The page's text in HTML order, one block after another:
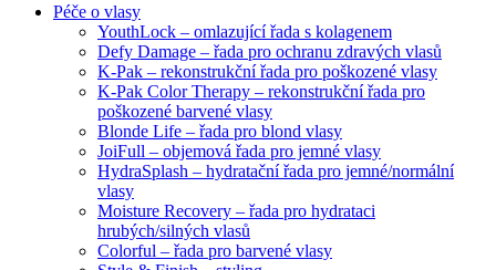
Péče o vlasy
YouthLock – omlazující řada s kolagenem
Defy Damage – řada pro ochranu zdravých vlasů
K-Pak – rekonstrukční řada pro poškozené vlasy
K-Pak Color Therapy – rekonstrukční řada pro
poškozené barvené vlasy
Blonde Life – řada pro blond vlasy
JoiFull – objemová řada pro jemné vlasy
HydraSplash – hydratační řada pro jemné/normální
vlasy
Moisture Recovery – řada pro hydrataci
hrubých/silných vlasů
Colorful – řada pro barvené vlasy